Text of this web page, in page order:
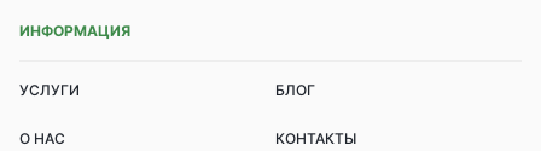
ИНФОРМАЦИЯ
УСЛУГИ БЛОГ
О НАС КОНТАКТЫ